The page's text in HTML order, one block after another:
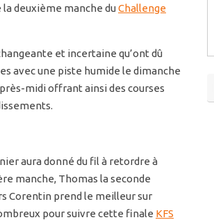
deuxième manche duChallenge
et incertaine qu’ont dû
avec une piste humide le dimanche
midi offrant ainsi des courses
aura donné du fil à retordre à
manche, Thomas la seconde
Corentin prend le meilleur sur
pour suivre cette finale KFS